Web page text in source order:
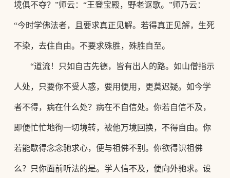
境俱不夺？”师云：“王登宝殿，野老讴歌。”师乃云：
“今时学佛法者，且要求真正见解。若得真正见解，生死
不染，去住自由。不要求殊胜，殊胜自至。
“道流！只如自古先德，皆有出人的路。如山僧指示
人处，只要你不受人惑，要用便用，更莫迟疑。如今学
者不得，病在什么处？病在不自信处。你若自信不及，
即便忙忙地徇一切境转，被他万境回换，不得自由。你
若能歇得念念驰求心，便与祖佛不别。你欲得识祖佛
么？只你面前听法的是。学人信不及，便向外驰求。设